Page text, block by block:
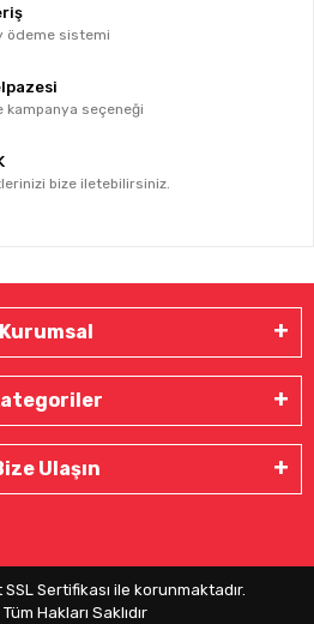
ödeme sistemi
kampanya seçeneği
bize iletebilirsiniz.
Kurumsal
Ulaşın
Sertifikası ile korunmaktadır.
Tüm Hakları Saklıdır